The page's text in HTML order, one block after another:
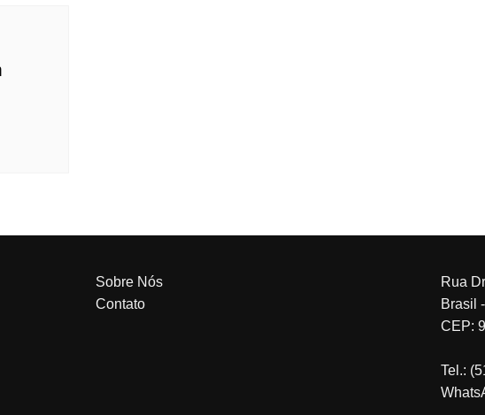
Sobre Nós
Contato
Rua
Brasil
CEP:
Tel.: